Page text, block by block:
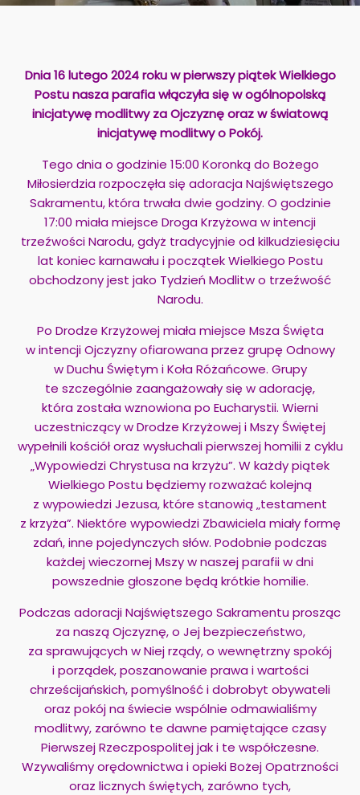
Dnia 16 lutego 2024 roku w pierwszy piątek Wielkiego
Postu nasza parafia włączyła się w ogólnopolską
inicjatywę modlitwy za Ojczyznę oraz w światową
inicjatywę modlitwy o Pokój.
Tego dnia o godzinie 15:00 Koronką do Bożego
Miłosierdzia rozpoczęła się adoracja Najświętszego
Sakramentu, która trwała dwie godziny. O godzinie
17:00 miała miejsce Droga Krzyżowa w intencji
trzeźwości Narodu, gdyż tradycyjnie od kilkudziesięciu
lat koniec karnawału i początek Wielkiego Postu
obchodzony jest jako Tydzień Modlitw o trzeźwość
Narodu.
Po Drodze Krzyżowej miała miejsce Msza Święta
w intencji Ojczyzny ofiarowana przez grupę Odnowy
w Duchu Świętym i Koła Różańcowe. Grupy
te szczególnie zaangażowały się w adorację,
która została wznowiona po Eucharystii. Wierni
uczestniczący w Drodze Krzyżowej i Mszy Świętej
wypełnili kościół oraz wysłuchali pierwszej homilii z cyklu
„Wypowiedzi Chrystusa na krzyżu”. W każdy piątek
Wielkiego Postu będziemy rozważać kolejną
z wypowiedzi Jezusa, które stanowią „testament
z krzyża”. Niektóre wypowiedzi Zbawiciela miały formę
zdań, inne pojedynczych słów. Podobnie podczas
każdej wieczornej Mszy w naszej parafii w dni
powszednie głoszone będą krótkie homilie.
Podczas adoracji Najświętszego Sakramentu prosząc
za naszą Ojczyznę, o Jej bezpieczeństwo,
za sprawujących w Niej rządy, o wewnętrzny spokój
i porządek, poszanowanie prawa i wartości
chrześcijańskich, pomyślność i dobrobyt obywateli
oraz pokój na świecie wspólnie odmawialiśmy
modlitwy, zarówno te dawne pamiętające czasy
Pierwszej Rzeczpospolitej jak i te współczesne.
Wzywaliśmy orędownictwa i opieki Bożej Opatrzności
oraz licznych świętych, zarówno tych,